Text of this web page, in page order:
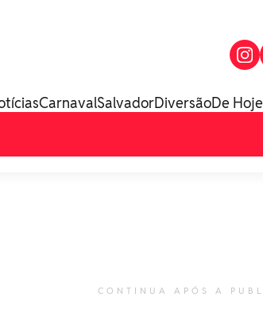
CarnavalSalvadorDiversãoDe
CONTINUA APÓS A